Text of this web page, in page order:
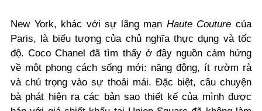
New York, khác với sự lãng mạn Haute Couture của
Paris, là biểu tượng của chủ nghĩa thực dụng và tốc
độ. Coco Chanel đã tìm thấy ở đây nguồn cảm hứng
về một phong cách sống mới: năng động, ít rườm rà
và chú trọng vào sự thoải mái. Đặc biệt, câu chuyện
bà phát hiện ra các bản sao thiết kế của mình được